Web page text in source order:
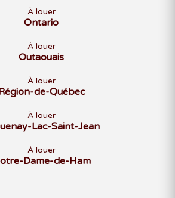
À louer
Ontario
À louer
Outaouais
À louer
de-Québec
À louer
Lac-Saint-Jean
À louer
Dame-de-Ham